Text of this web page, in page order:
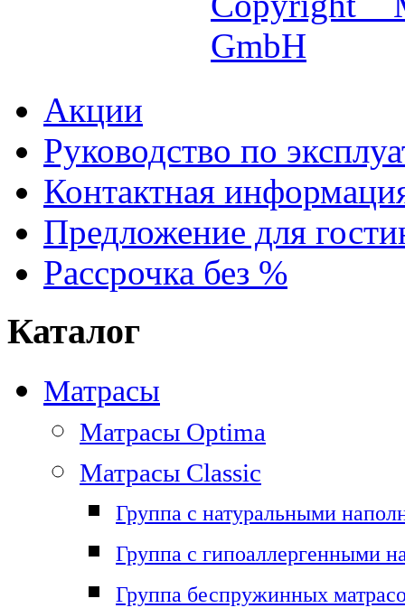
GmbH
Акции
Руководство по
Контактная
Предложение для
Рассрочка без %
Каталог
Матрасы
Матрасы Optima
Матрасы Classic
Группа с натуральными
Группа с гипоаллергенными
Группа беспружинных